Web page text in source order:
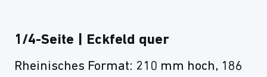
1/4-Seite | Eckfeld quer
Rheinisches Format: 210 mm hoch, 186